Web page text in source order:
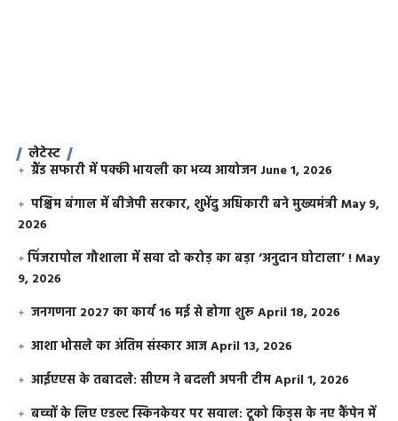
लेटेस्ट
ग्रैंड सफारी में पक्की भायली का भव्य आयोजन June 1, 2026
पश्चिम बंगाल में बीजेपी सरकार, शुभेंदु अधिकारी बने मुख्यमंत्रीMay 9,
2026
​पिंजरापोल गौशाला में सवा दो करोड़ का बड़ा ‘अनुदान घोटाला’ !May
9, 2026
जनगणना 2027 का कार्य 16 मई से होगा शुरूApril 18, 2026
आशा भोसले का अंतिम संस्कार आजApril 13, 2026
आईएएस के तबादले: सीएम ने बदली अपनी टीमApril 1, 2026
बच्चों के लिए एडल्ट स्किनकेयर पर सवाल: टूको किड्स के नए कैंपेन में